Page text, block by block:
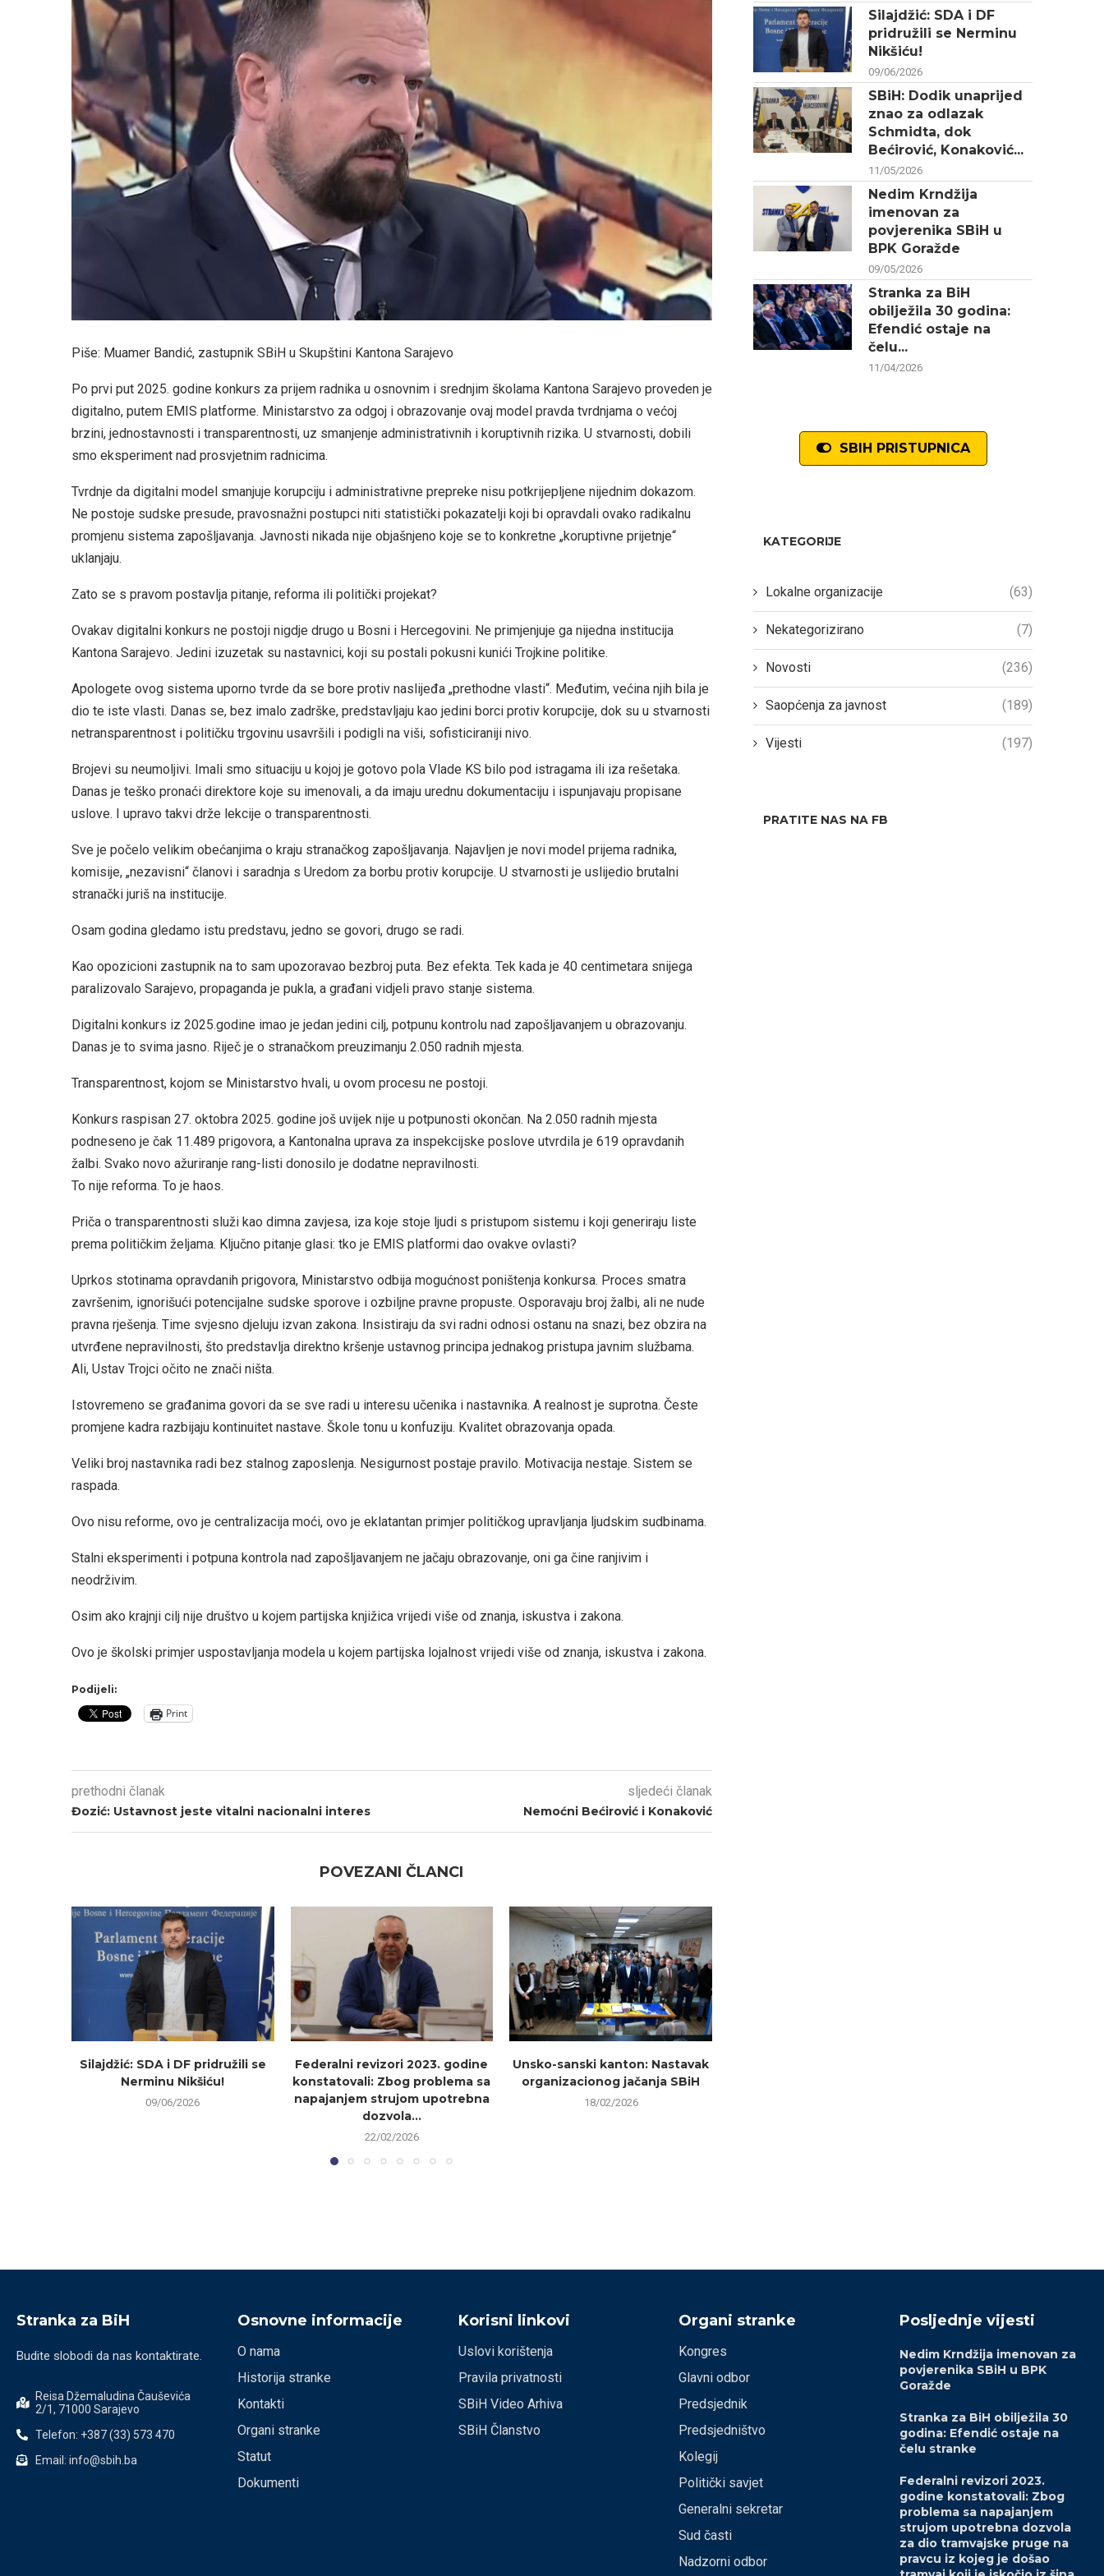
Piše: Muamer Bandić, zastupnik SBiH u Skupštini Kantona Sarajevo
Po prvi put 2025. godine konkurs za prijem radnika u osnovnim i srednjim školama Kantona Sarajevo proveden je
digitalno, putem EMIS platforme. Ministarstvo za odgoj i obrazovanje ovaj model pravda tvrdnjama o većoj
brzini, jednostavnosti i transparentnosti, uz smanjenje administrativnih i koruptivnih rizika. U stvarnosti, dobili
smo eksperiment nad prosvjetnim radnicima.
Tvrdnje da digitalni model smanjuje korupciju i administrativne prepreke nisu potkrijepljene nijednim dokazom.
Ne postoje sudske presude, pravosnažni postupci niti statistički pokazatelji koji bi opravdali ovako radikalnu
promjenu sistema zapošljavanja. Javnosti nikada nije objašnjeno koje se to konkretne „koruptivne prijetnje“
uklanjaju.
Zato se s pravom postavlja pitanje, reforma ili politički projekat?
Ovakav digitalni konkurs ne postoji nigdje drugo u Bosni i Hercegovini. Ne primjenjuje ga nijedna institucija
Kantona Sarajevo. Jedini izuzetak su nastavnici, koji su postali pokusni kunići Trojkine politike.
Apologete ovog sistema uporno tvrde da se bore protiv naslijeđa „prethodne vlasti“. Međutim, većina njih bila je
dio te iste vlasti. Danas se, bez imalo zadrške, predstavljaju kao jedini borci protiv korupcije, dok su u stvarnosti
netransparentnost i političku trgovinu usavršili i podigli na viši, sofisticiraniji nivo.
Brojevi su neumoljivi. Imali smo situaciju u kojoj je gotovo pola Vlade KS bilo pod istragama ili iza rešetaka.
Danas je teško pronaći direktore koje su imenovali, a da imaju urednu dokumentaciju i ispunjavaju propisane
uslove. I upravo takvi drže lekcije o transparentnosti.
Sve je počelo velikim obećanjima o kraju stranačkog zapošljavanja. Najavljen je novi model prijema radnika,
komisije, „nezavisni“ članovi i saradnja s Uredom za borbu protiv korupcije. U stvarnosti je uslijedio brutalni
stranački juriš na institucije.
Osam godina gledamo istu predstavu, jedno se govori, drugo se radi.
Kao opozicioni zastupnik na to sam upozoravao bezbroj puta. Bez efekta. Tek kada je 40 centimetara snijega
paralizovalo Sarajevo, propaganda je pukla, a građani vidjeli pravo stanje sistema.
Digitalni konkurs iz 2025.godine imao je jedan jedini cilj, potpunu kontrolu nad zapošljavanjem u obrazovanju.
Danas je to svima jasno. Riječ je o stranačkom preuzimanju 2.050 radnih mjesta.
Transparentnost, kojom se Ministarstvo hvali, u ovom procesu ne postoji.
Konkurs raspisan 27. oktobra 2025. godine još uvijek nije u potpunosti okončan. Na 2.050 radnih mjesta
podneseno je čak 11.489 prigovora, a Kantonalna uprava za inspekcijske poslove utvrdila je 619 opravdanih
žalbi. Svako novo ažuriranje rang-listi donosilo je dodatne nepravilnosti.
To nije reforma. To je haos.
Priča o transparentnosti služi kao dimna zavjesa, iza koje stoje ljudi s pristupom sistemu i koji generiraju liste
prema političkim željama. Ključno pitanje glasi: tko je EMIS platformi dao ovakve ovlasti?
Uprkos stotinama opravdanih prigovora, Ministarstvo odbija mogućnost poništenja konkursa. Proces smatra
završenim, ignorišući potencijalne sudske sporove i ozbiljne pravne propuste. Osporavaju broj žalbi, ali ne nude
pravna rješenja. Time svjesno djeluju izvan zakona. Insistiraju da svi radni odnosi ostanu na snazi, bez obzira na
utvrđene nepravilnosti, što predstavlja direktno kršenje ustavnog principa jednakog pristupa javnim službama.
Ali, Ustav Trojci očito ne znači ništa.
Istovremeno se građanima govori da se sve radi u interesu učenika i nastavnika. A realnost je suprotna. Česte
promjene kadra razbijaju kontinuitet nastave. Škole tonu u konfuziju. Kvalitet obrazovanja opada.
Veliki broj nastavnika radi bez stalnog zaposlenja. Nesigurnost postaje pravilo. Motivacija nestaje. Sistem se
raspada.
Ovo nisu reforme, ovo je centralizacija moći, ovo je eklatantan primjer političkog upravljanja ljudskim sudbinama.
Stalni eksperimenti i potpuna kontrola nad zapošljavanjem ne jačaju obrazovanje, oni ga čine ranjivim i
neodrživim.
Osim ako krajnji cilj nije društvo u kojem partijska knjižica vrijedi više od znanja, iskustva i zakona.
Ovo je školski primjer uspostavljanja modela u kojem partijska lojalnost vrijedi više od znanja, iskustva i zakona.
Podijeli:
Print
prethodni članak
Đozić: Ustavnost jeste vitalni nacionalni interes
sljedeći članak
Nemoćni Bećirović i Konaković
POVEZANI ČLANCI
Silajdžić: SDA i DF pridružili se
Nerminu Nikšiću!
09/06/2026
Federalni revizori 2023. godine
konstatovali: Zbog problema sa
napajanjem strujom upotrebna
dozvola...
22/02/2026
Unsko-sanski kanton: Nastavak
organizacionog jačanja SBiH
18/02/2026
Silajdžić: SDA i DF
pridružili se Nerminu
Nikšiću!
09/06/2026
SBiH: Dodik unaprijed
znao za odlazak
Schmidta, dok
Bećirović, Konaković...
11/05/2026
Nedim Krndžija
imenovan za
povjerenika SBiH u
BPK Goražde
09/05/2026
Stranka za BiH
obilježila 30 godina:
Efendić ostaje na
čelu...
11/04/2026
SBIH PRISTUPNICA
KATEGORIJE
Lokalne organizacije (63)
Nekategorizirano (7)
Novosti (236)
Saopćenja za javnost (189)
Vijesti (197)
PRATITE NAS NA FB
Stranka za BiH
Budite slobodi da nas kontaktirate.
Reisa Džemaludina Čauševića
2/1, 71000 Sarajevo
Telefon: +387 (33) 573 470
Email: info@sbih.ba
Osnovne informacije
O nama
Historija stranke
Kontakti
Organi stranke
Statut
Dokumenti
Korisni linkovi
Uslovi korištenja
Pravila privatnosti
SBiH Video Arhiva
SBiH Članstvo
Organi stranke
Kongres
Glavni odbor
Predsjednik
Predsjedništvo
Kolegij
Politički savjet
Generalni sekretar
Sud časti
Nadzorni odbor
Posljednje vijesti
Nedim Krndžija imenovan za
povjerenika SBiH u BPK
Goražde
Stranka za BiH obilježila 30
godina: Efendić ostaje na
čelu stranke
Federalni revizori 2023.
godine konstatovali: Zbog
problema sa napajanjem
strujom upotrebna dozvola
za dio tramvajske pruge na
pravcu iz kojeg je došao